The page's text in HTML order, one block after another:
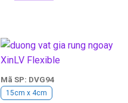
Mã SP: DVG94
15cm x 4cm